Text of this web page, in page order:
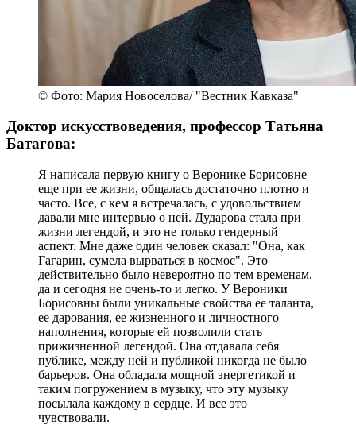
© Фото: Мария Новоселова/ "Вестник Кавказа"
Доктор искусствоведения, профессор Татьяна
Батагова:
Я написала первую книгу о Веронике Борисовне
еще при ее жизни, общалась достаточно плотно и
часто. Все, с кем я встречалась, с удовольствием
давали мне интервью о ней. Дударова стала при
жизни легендой, и это не только гендерный
аспект. Мне даже один человек сказал: "Она, как
Гагарин, сумела вырваться в космос". Это
действительно было невероятно по тем временам,
да и сегодня не очень-то и легко. У Вероники
Борисовны были уникальные свойства ее таланта,
ее дарования, ее жизненного и личностного
наполнения, которые ей позволили стать
прижизненной легендой. Она отдавала себя
публике, между ней и публикой никогда не было
барьеров. Она обладала мощной энергетикой и
таким погружением в музыку, что эту музыку
посылала каждому в сердце. И все это
чувствовали.